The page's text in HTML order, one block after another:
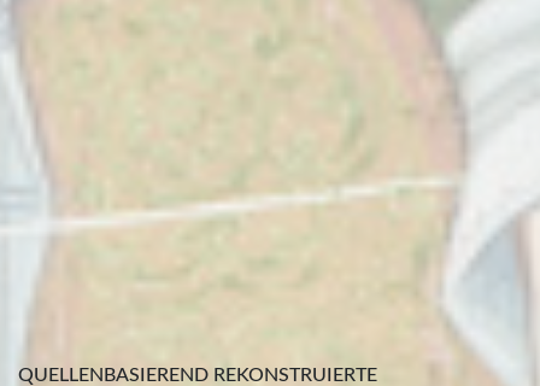
QUELLENBASIEREND REKONSTRUIERTE